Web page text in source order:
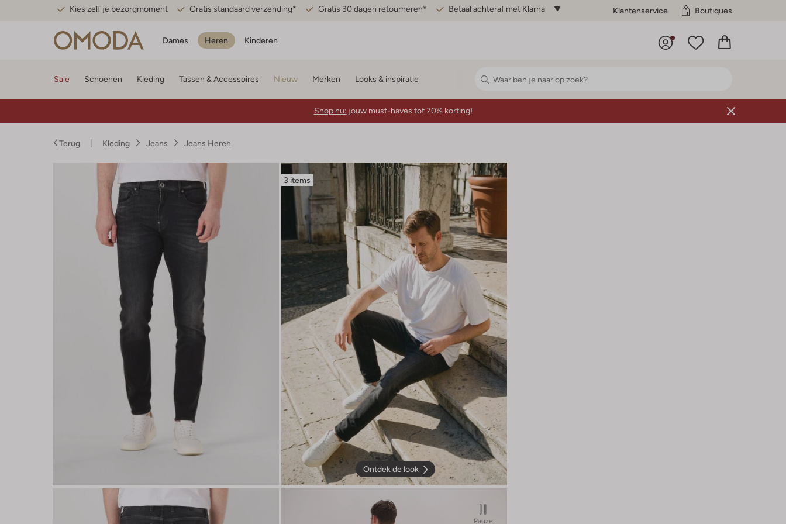
Kies zelf je bezorgmoment Gratis standaard verzending* Gratis 30 dagen retourneren* Betaal achteraf met Klarna Klantenservice Boutiques
Dames Heren Kinderen
Sale Schoenen Kleding Tassen & Accessoires Nieuw Merken Looks & inspiratie
Shop nu: jouw must-haves tot 70% korting!
Terug Kleding Jeans Jeans Heren
3 items
Ontdek de look
Pauze